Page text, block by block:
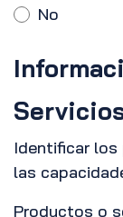
No
Identificar
las
Productos o